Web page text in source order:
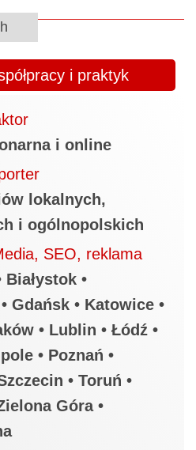
i praktyk
i online
lokalnych,
i ogólnopolskich
SEO, reklama
Białystok •
Gdańsk • Katowice •
• Lublin • Łódź •
• Poznań •
• Toruń •
Góra •